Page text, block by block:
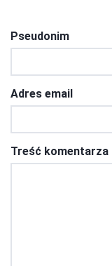
Pseudonim
Adres email
Treść komentarza